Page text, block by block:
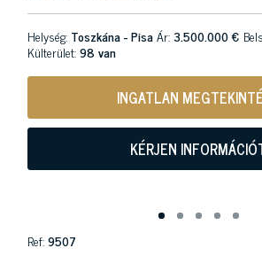
Helység: Toszkána - PisaÁr:3.500.000 €
Külterület:98 van
INGATLAN
KÉRJEN
Ref:9507